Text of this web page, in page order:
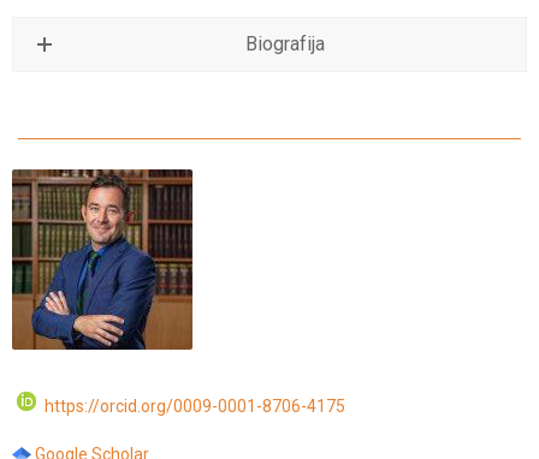
Biografija
https://orcid.org/0009-0001-8706-4175
Google Scholar